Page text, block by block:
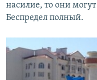
насилие, то они могут
Беспредел полный.